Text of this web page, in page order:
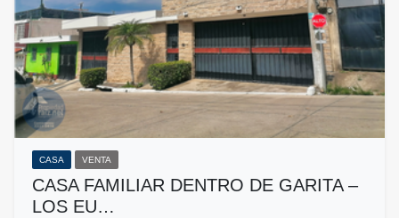
CASA VENTA
CASA FAMILIAR DENTRO DE GARITA –
LOS EU…